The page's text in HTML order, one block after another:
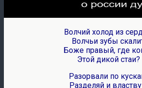
Волчий холод из
Волчьи зубы
Боже правый, где
Этой дикой стаи?
Разорвали по
Разделяй и